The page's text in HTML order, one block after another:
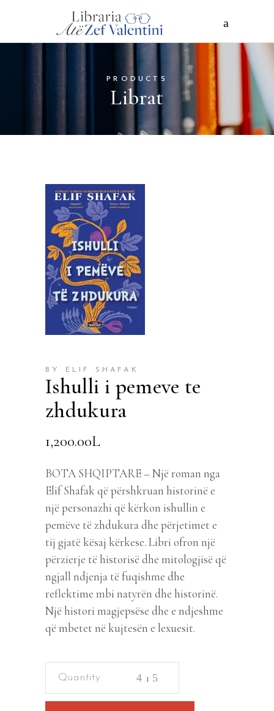
PRODUCTS
Librat
BY ELIF SHAFAK
Ishulli i pemeve te
zhdukura
1,200.00L
BOTA SHQIPTARE – Një roman nga
Elif Shafak që përshkruan historinë e
një personazhi që kërkon ishullin e
pemëve të zhdukura dhe përjetimet e
tij gjatë kësaj kërkese. Libri ofron një
përzierje të historisë dhe mitologjisë që
ngjall ndjenja të fuqishme dhe
reflektime mbi natyrën dhe historinë.
Një histori magjepsëse dhe e ndjeshme
që mbetet në kujtesën e lexuesit.
pemeve